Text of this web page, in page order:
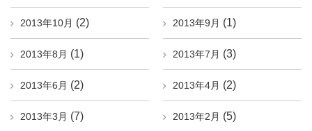
2013年10月 (2) 2013年9月 (1)
2013年8月 (1) 2013年7月 (3)
2013年6月 (2) 2013年4月 (2)
2013年3月 (7) 2013年2月 (5)